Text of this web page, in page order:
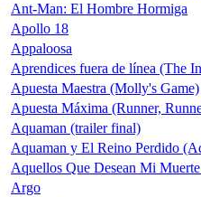
Ant-Man: El Hombre Hormiga
Apollo 18
Appaloosa
Aprendices fuera de línea (The
Apuesta Maestra (Molly's Game)
Apuesta Máxima (Runner,
Aquaman (trailer final)
Aquaman y El Reino Perdido
Aquellos Que Desean Mi
Argo